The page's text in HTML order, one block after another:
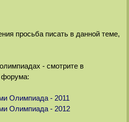
просьба писать в данной теме,
- смотрите в
форума:
Олимпиада - 2011
Олимпиада - 2012